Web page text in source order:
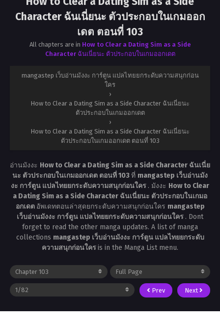
Character ฉันเนี่ยนะ ตัวประกอบในเกมออก
เดต ตอนที่ 103
All chapters are in How to Clear a Dating Sim as a Side
Character ฉันเนี่ยนะ ตัวประกอบในเกมออกเดต
mangastep เว็บอ่านมังงะ การ์ตูน แปลไทยยกระดับความสนุกก่อน
ใคร
›
How to Clear a Dating Sim as a Side Character ฉันเนี่ยนะ
ตัวประกอบในเกมออกเดต
›
How to Clear a Dating Sim as a Side Character ฉันเนี่ยนะ
ตัวประกอบในเกมออกเดต ตอนที่ 103
อ่านมังงะ How to Clear a Dating Sim as a Side Character ฉันเนี่ย
นะ ตัวประกอบในเกมออกเดต ตอนที่ 103ที่ mangastep เว็บอ่านมัง
งะ การ์ตูน แปลไทยยกระดับความสนุกก่อนใคร . มังงะ How to Clear
a Dating Sim as a Side Character ฉันเนี่ยนะ ตัวประกอบในเกมอ
อกเดต อัพเดทตอนล่าสุดยกระดับความสนุกก่อนใคร mangastep
เว็บอ่านมังงะ การ์ตูน แปลไทยยกระดับความสนุกก่อนใคร . Dont
forget to read the other manga updates. A list of manga
collections mangastep เว็บอ่านมังงะ การ์ตูน แปลไทยยกระดับ
ความสนุกก่อนใครis in the Manga List menu.
Prev Next